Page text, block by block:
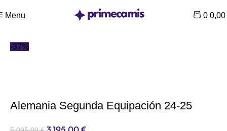
Menu
0 0,00
-37%
Alemania Segunda Equipación 24-25